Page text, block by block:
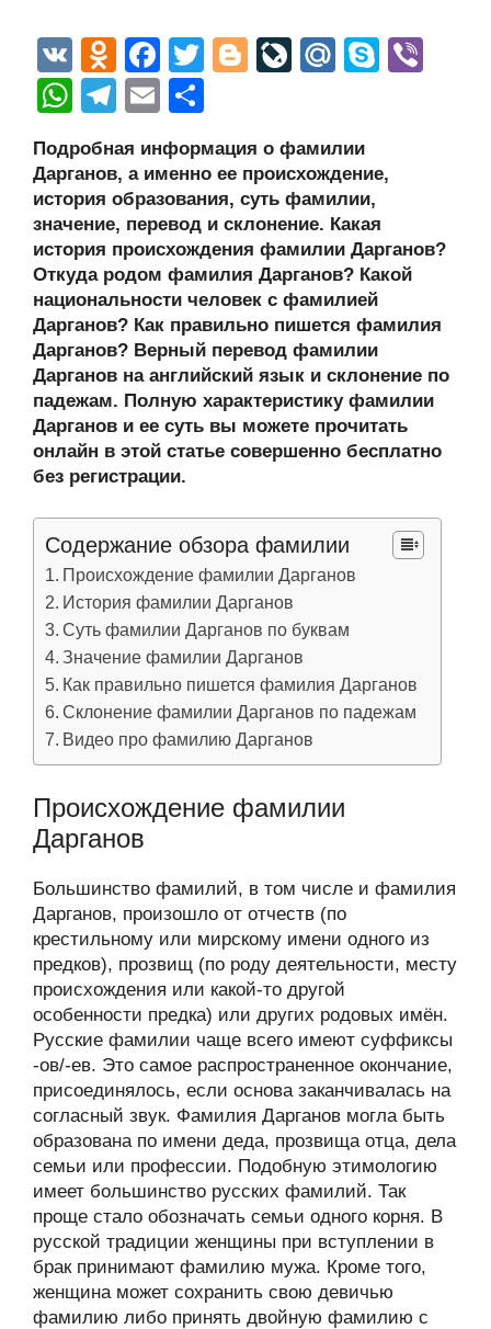
V
K
O
d
n
o
kl
a
ss
ni
ki
F
a
c
e
b
o
o
k
T
er
Bl
g
er
Li
J
o
ur
n
al
M
u
S
e
W
at
s
A
p
p
T
e
gr
a
m
E
ail р
а
в
и
ть
Подробная информация о фамилии
Дарганов, а именно ее происхождение,
история образования, суть фамилии,
значение, перевод и склонение. Какая
история происхождения фамилии Дарганов?
Откуда родом фамилия Дарганов? Какой
национальности человек с фамилией
Дарганов? Как правильно пишется фамилия
Дарганов? Верный перевод фамилии
Дарганов на английский язык и склонение по
падежам. Полную характеристику фамилии
Дарганов и ее суть вы можете прочитать
онлайн в этой статье совершенно бесплатно
без регистрации.
Содержание обзора фамилии
Происхождение фамилии Дарганов
История фамилии Дарганов
Суть фамилии Дарганов по буквам
Значение фамилии Дарганов
Как правильно пишется фамилия Дарганов
Склонение фамилии Дарганов по падежам
Видео про фамилию Дарганов
Происхождение фамилии
Дарганов
Большинство фамилий, в том числе и фамилия
Дарганов, произошло от отчеств (по
крестильному или мирскому имени одного из
предков), прозвищ (по роду деятельности, месту
происхождения или какой-то другой
особенности предка) или других родовых имён.
Русские фамилии чаще всего имеют суффиксы
-ов/-ев. Это самое распространенное окончание,
присоединялось, если основа заканчивалась на
согласный звук. Фамилия Дарганов могла быть
образована по имени деда, прозвища отца, дела
семьи или профессии. Подобную этимологию
имеет большинство русских фамилий. Так
проще стало обозначать семьи одного корня. В
русской традиции женщины при вступлении в
брак принимают фамилию мужа. Кроме того,
женщина может сохранить свою девичью
фамилию либо принять двойную фамилию с